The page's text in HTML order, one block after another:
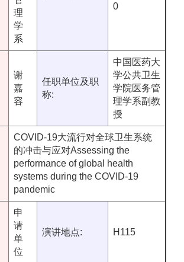
理
学
系
0
谢
嘉
容
任职单位及职
称:
中国医药大
学公共卫生
学院医务管
理学系副教
授
COVID-19大流行对全球卫生系统
的冲击与应对Assessing the
performance of global health
systems during the COVID-19
pandemic
申
请
单
位
演讲地点: H115